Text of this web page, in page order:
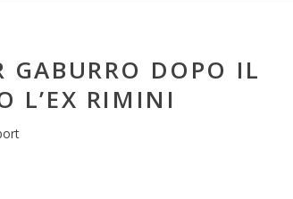
GABURRO DOPO IL
L’EX RIMINI